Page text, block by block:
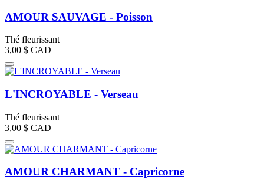
AMOUR SAUVAGE - Poisson
Thé fleurissant
3,00 $ CAD
L'INCROYABLE - Verseau
Thé fleurissant
3,00 $ CAD
AMOUR CHARMANT - Capricorne